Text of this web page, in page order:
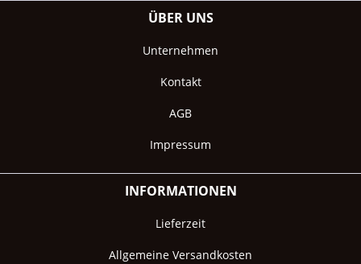
ÜBER UNS
Unternehmen
Kontakt
AGB
Impressum
INFORMATIONEN
Lieferzeit
Allgemeine Versandkosten